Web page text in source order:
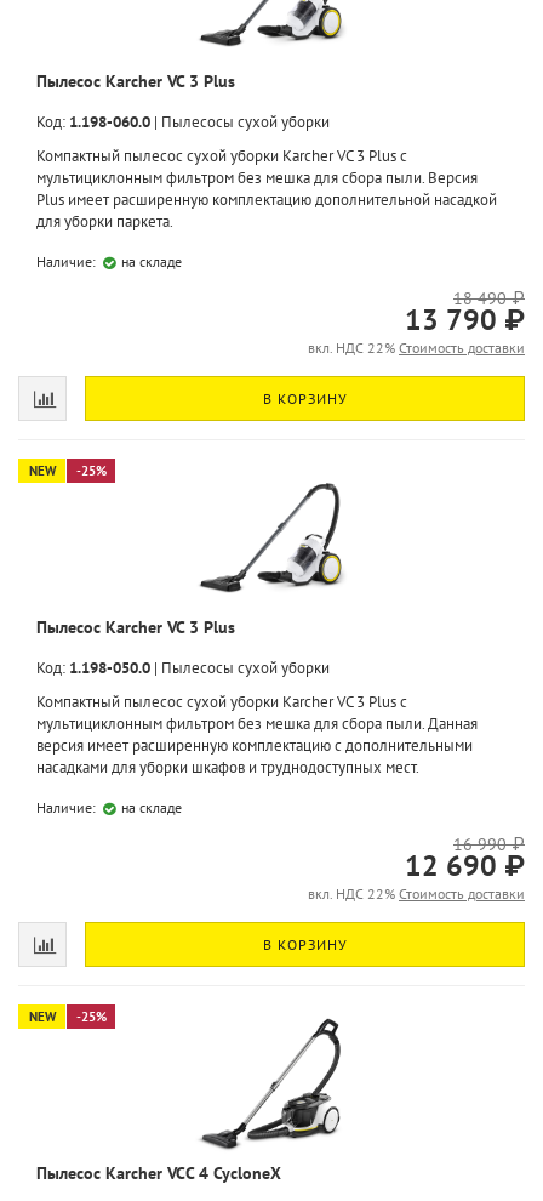
Пылесос Karcher VC 3 Plus
Код: 1.198-060.0 | Пылесосы сухой уборки
Компактный пылесос сухой уборки Karcher VC 3 Plus с
мультициклонным фильтром без мешка для сбора пыли. Версия
Plus имеет расширенную комплектацию дополнительной насадкой
для уборки паркета.
Наличие: на складе
18 490 ₽
13 790 ₽
вкл. НДС 22% Стоимость доставки
В КОРЗИНУ
NEW -25%
Пылесос Karcher VC 3 Plus
Код: 1.198-050.0 | Пылесосы сухой уборки
Компактный пылесос сухой уборки Karcher VC 3 Plus с
мультициклонным фильтром без мешка для сбора пыли. Данная
версия имеет расширенную комплектацию с дополнительными
насадками для уборки шкафов и труднодоступных мест.
Наличие: на складе
16 990 ₽
12 690 ₽
вкл. НДС 22% Стоимость доставки
В КОРЗИНУ
NEW -25%
Пылесос Karcher VCC 4 CycloneX